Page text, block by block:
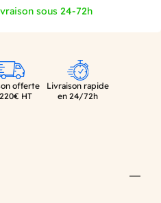
sous 24-72h
offerte
HT
Livraison rapide
en 24/72h